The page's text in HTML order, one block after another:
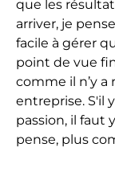
que les
arriver, je
facile à gérer
point de vue
comme il n’y a
entreprise. S'il
passion, il faut
pense, plus